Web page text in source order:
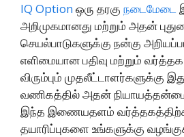
IQ Optionஒரு தரகு நடைமேடை
அறிமுகமானது மற்றும் அதன்
செயல்பாடுகளுக்கு நன்கு
எளிமையான பதிவு மற்றும்
விரும்பும் முதலீட்டாளர்களுக்கு
வணிகத்தில் அதன்
இந்த இணையதளம்
தயாரிப்புகளை உங்களுக்கு